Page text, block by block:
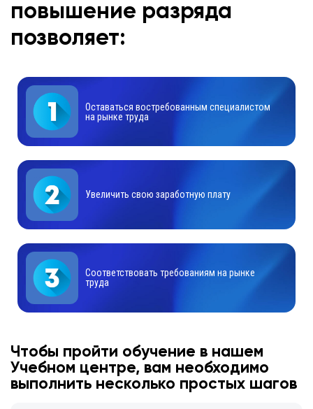
повышение разряда
позволяет:
Оставаться востребованным специалистом
на рынке труда
Увеличить свою заработную плату
Соответствовать требованиям на рынке
труда
Чтобы пройти обучение в нашем
Учебном центре, вам необходимо
выполнить несколько простых шагов